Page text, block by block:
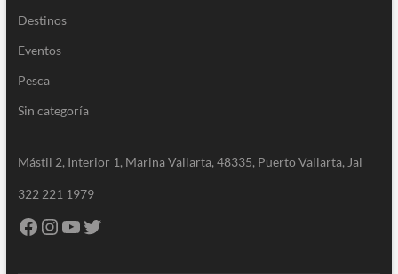
Destinos
Eventos
Pesca
Sin categoría
Mástil 2, Interior 1, Marina Vallarta, 48335, Puerto Vallarta, Jal
322 221 1979
Facebook
Instagram
YouTube
Twitter